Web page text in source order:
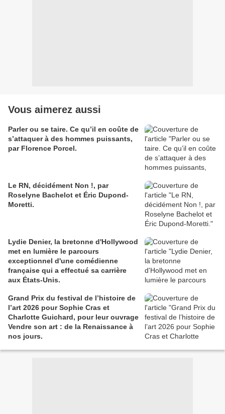
Vous aimerez aussi
Parler ou se taire. Ce qu’il en coûte de
s’attaquer à des hommes puissants,
par Florence Porcel.
Le RN, décidément Non !, par
Roselyne Bachelot et Éric Dupond-
Moretti.
Lydie Denier, la bretonne d'Hollywood
met en lumière le parcours
exceptionnel d'une comédienne
française qui a effectué sa carrière
aux États-Unis.
Grand Prix du festival de l’histoire de
l’art 2026 pour Sophie Cras et
Charlotte Guichard, pour leur ouvrage
Vendre son art : de la Renaissance à
nos jours.